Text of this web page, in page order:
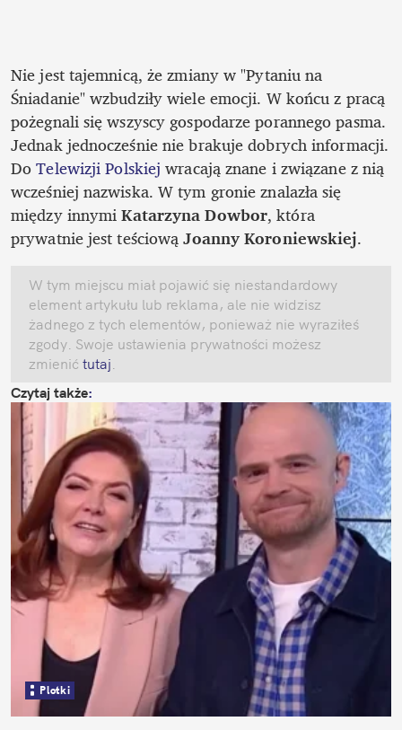
Nie jest tajemnicą, że zmiany w "Pytaniu na
Śniadanie" wzbudziły wiele emocji. W końcu z pracą
pożegnali się wszyscy gospodarze porannego pasma.
Jednak jednocześnie nie brakuje dobrych informacji.
Do Telewizji Polskiej wracają znane i związane z nią
wcześniej nazwiska. W tym gronie znalazła się
między innymi Katarzyna Dowbor, która
prywatnie jest teściową Joanny Koroniewskiej.
W tym miejscu miał pojawić się niestandardowy
element artykułu lub reklama, ale nie widzisz
żadnego z tych elementów, ponieważ nie wyraziłeś
zgody. Swoje ustawienia prywatności możesz
zmienić tutaj
Czytaj także:
Plotki